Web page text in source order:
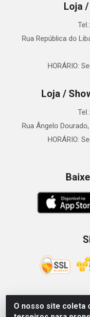
O nosso site coleta
Loja
Rua República do
HORÁRIO:
Loja /
Rua Ângelo
HORÁRIO:
Zein Importação e